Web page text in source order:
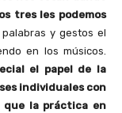
tres les podemos
y gestos el
en los músicos.
el papel de la
individuales con
que la práctica en